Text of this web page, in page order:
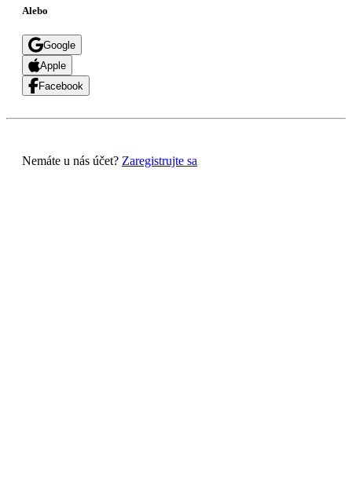
Alebo
Google
Apple
Facebook
Nemáte u nás účet? Zaregistrujte sa